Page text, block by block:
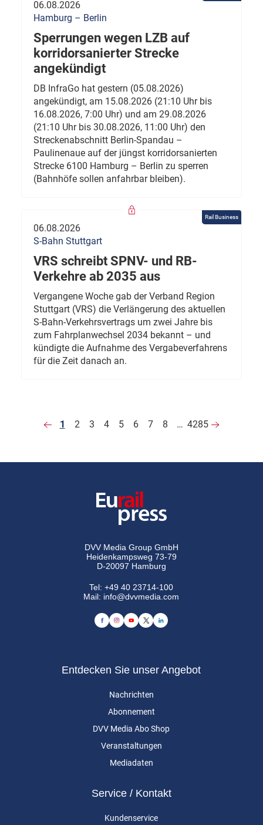
06.08.2026
Hamburg – Berlin
Sperrungen wegen LZB auf
korridorsanierter Strecke
angekündigt
DB InfraGo hat gestern (05.08.2026)
angekündigt, am 15.08.2026 (21:10 Uhr bis
16.08.2026, 7:00 Uhr) und am 29.08.2026
(21:10 Uhr bis 30.08.2026, 11:00 Uhr) den
Streckenabschnitt Berlin-Spandau –
Paulinenaue auf der jüngst korridorsanierten
Strecke 6100 Hamburg – Berlin zu sperren
(Bahnhöfe sollen anfahrbar bleiben).
Rail Business
06.08.2026
S-Bahn Stuttgart
VRS schreibt SPNV- und RB-
Verkehre ab 2035 aus
Vergangene Woche gab der Verband Region
Stuttgart (VRS) die Verlängerung des aktuellen
S-Bahn-Verkehrsvertrags um zwei Jahre bis
zum Fahrplanwechsel 2034 bekannt – und
kündigte die Aufnahme des Vergabeverfahrens
für die Zeit danach an.
1 2 3 4 5 6 7 8 … 4285
DVV Media Group GmbH
Heidenkampsweg 73-79
D-20097 Hamburg
Tel:+49 40 23714-100
Mail: info@dvvmedia.com
Entdecken Sie unser Angebot
Nachrichten
Abonnement
DVV Media Abo Shop
Veranstaltungen
Mediadaten
Service / Kontakt
Kundenservice